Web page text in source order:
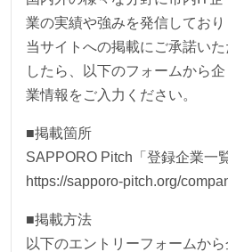
業の実績や強みを発信しており
当サイトへの掲載にご承諾い
したら、以下のフォームから企
業情報をご入力ください。
■掲載箇所
SAPPORO Pitch「登録企業一
https://sapporo-pitch.org/
■掲載方法
以下のエントリーフォームか